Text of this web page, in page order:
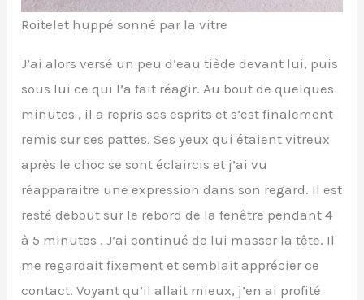
Roitelet huppé sonné par la vitre
J’ai alors versé un peu d’eau tiède devant lui, puis
sous lui ce qui l’a fait réagir. Au bout de quelques
minutes , il a repris ses esprits et s’est finalement
remis sur ses pattes. Ses yeux qui étaient vitreux
après le choc se sont éclaircis et j’ai vu
réapparaitre une expression dans son regard. Il est
resté debout sur le rebord de la fenêtre pendant 4
à 5 minutes . J’ai continué de lui masser la tête. Il
me regardait fixement et semblait apprécier ce
contact. Voyant qu’il allait mieux, j’en ai profité